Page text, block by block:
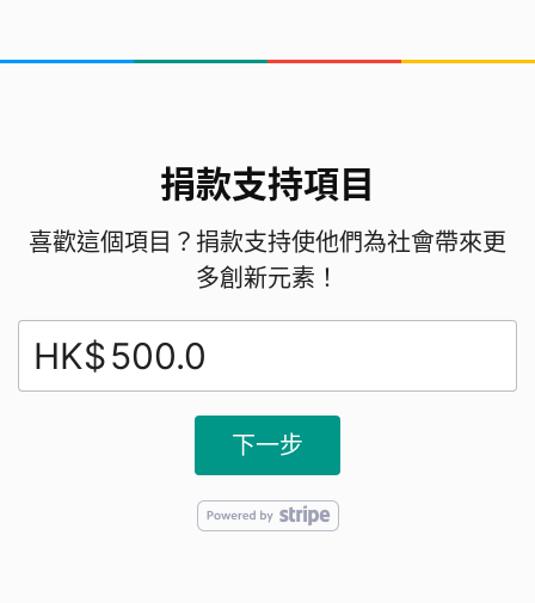
捐款支持項目
喜歡這個項目？捐款支持使他們為社會帶來更
多創新元素！
HK$
下一步